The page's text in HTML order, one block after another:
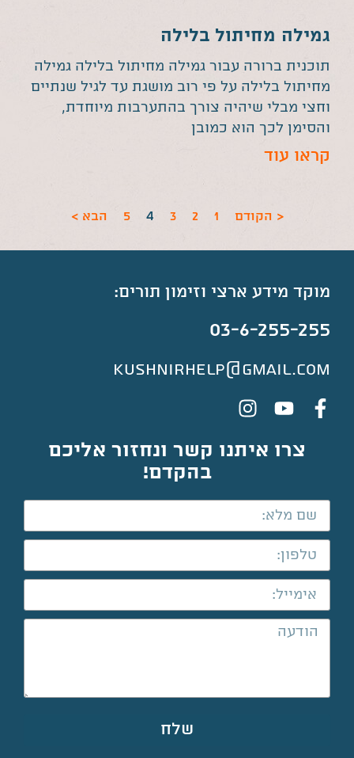
גמילה מחיתול בלילה
תוכנית ברורה עבור גמילה מחיתול בלילה גמילה
מחיתול בלילה על פי רוב מושגת עד לגיל שנתיים
וחצי מבלי שיהיה צורך בהתערבות מיוחדת,
והסימן לכך הוא כמובן
קראו עוד
< הקודם 1
2
3
4
5 הבא >
מוקד מידע ארצי וזימון תורים:
03-6-255-255
kushnirhelp@gmail.com
צרו איתנו קשר ונחזור אליכם
בהקדם!
שלח